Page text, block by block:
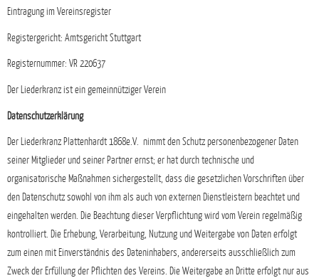
Eintragung im Vereinsregister
Registergericht: Amtsgericht Stuttgart
Registernummer: VR 220637
Der Liederkranz ist ein gemeinnütziger Verein
Datenschutzerklärung
Der Liederkranz Plattenhardt 1868e.V. nimmt den Schutz personenbezogener Daten
seiner Mitglieder und seiner Partner ernst; er hat durch technische und
organisatorische Maßnahmen sichergestellt, dass die gesetzlichen Vorschriften über
den Datenschutz sowohl von ihm als auch von externen Dienstleistern beachtet und
eingehalten werden. Die Beachtung dieser Verpflichtung wird vom Verein regelmäßig
kontrolliert. Die Erhebung, Verarbeitung, Nutzung und Weitergabe von Daten erfolgt
zum einen mit Einverständnis des Dateninhabers, andererseits ausschließlich zum
Zweck der Erfüllung der Pflichten des Vereins. Die Weitergabe an Dritte erfolgt nur aus